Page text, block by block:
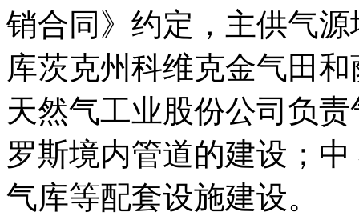
销合同》约定，主供气
库茨克州科维克金气田
天然气工业股份公司负
罗斯境内管道的建设；
气库等配套设施建设。